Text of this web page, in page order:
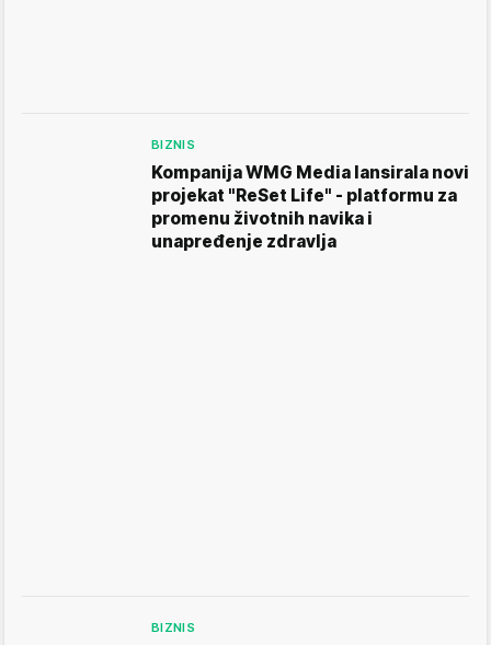
BIZNIS
Kompanija WMG Media lansirala novi
projekat "ReSet Life" - platformu za
promenu životnih navika i
unapređenje zdravlja
BIZNIS